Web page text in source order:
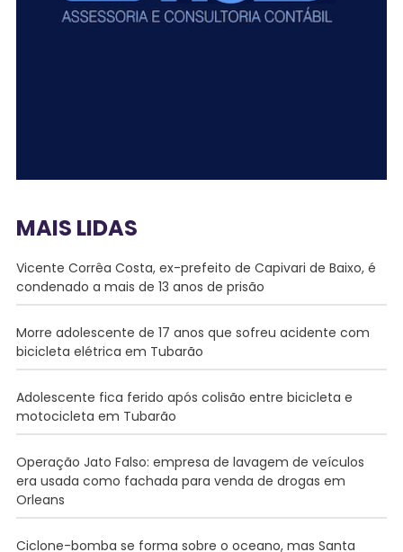
MAIS LIDAS
Vicente Corrêa Costa, ex-prefeito de Capivari de Baixo, é
condenado a mais de 13 anos de prisão
Morre adolescente de 17 anos que sofreu acidente com
bicicleta elétrica em Tubarão
Adolescente fica ferido após colisão entre bicicleta e
motocicleta em Tubarão
Operação Jato Falso: empresa de lavagem de veículos
era usada como fachada para venda de drogas em
Orleans
Ciclone-bomba se forma sobre o oceano, mas Santa